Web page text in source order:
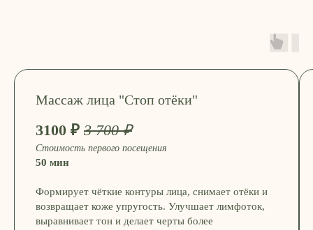
Массаж лица "Стоп отёки"
3100 ₽ 3 700 ₽
Стоимость первого посещения
50 мин
Формирует чёткие контуры лица, снимает отёки и
возвращает коже упругость. Улучшает лимфоток,
выравнивает тон и делает черты более